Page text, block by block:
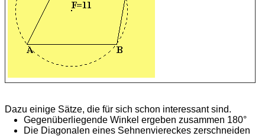
Dazu einige Sätze, die für sich schon interessant sind.
Gegenüberliegende Winkel ergeben zusammen 180°
Die Diagonalen eines Sehnenviereckes zerschneiden